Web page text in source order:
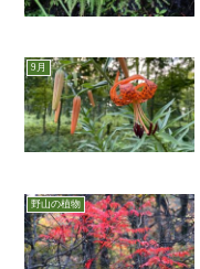
9月
野山の植物